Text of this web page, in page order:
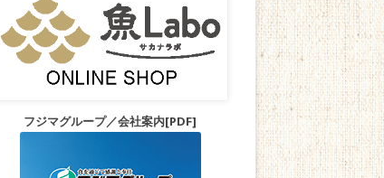
フジマグループ／会社案内[PDF]